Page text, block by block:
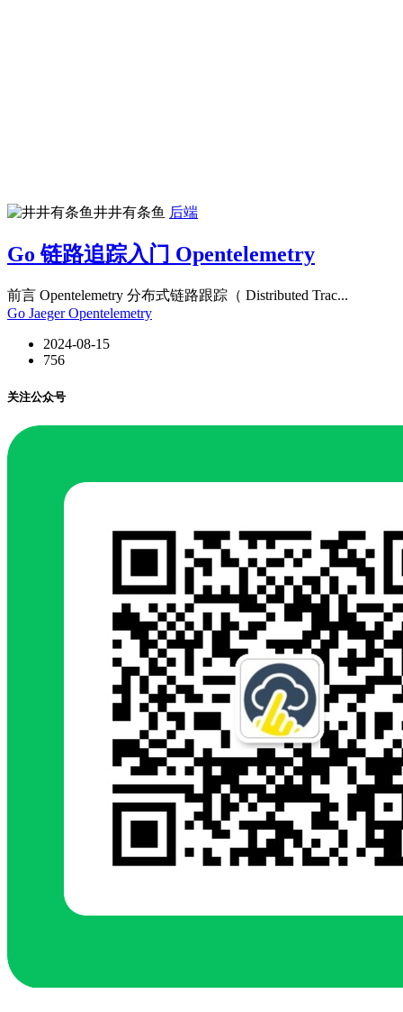
井井有条鱼 后端
Go 链路追踪入门 Opentelemetry
前言 Opentelemetry 分布式链路跟踪（ Distributed Trac...
Go Jaeger Opentelemetry
2024-08-15
756
关注公众号